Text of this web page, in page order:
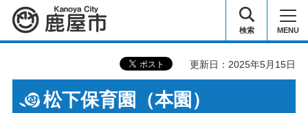
鹿屋市 検索 MENU
更新日：2025年5月15日
松下保育園（本園）